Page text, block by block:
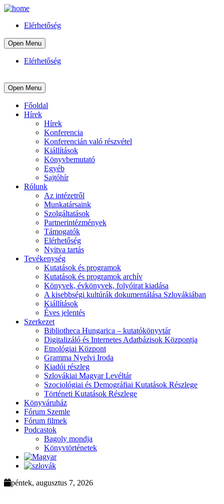
Elérhetőség
Open Menu
Elérhetőség
Open Menu
Főoldal
Hírek
Hírek
Konferencia
Konferencián való részvétel
Kiállítások
Könyvbemutató
Egyéb
Sajtóhír
Rólunk
Az intézetről
Munkatársaink
Szolgáltatások
Partnerintézmények
Támogatók
Elérhetőség
Nyitva tartás
Tevékenység
Kutatások és programok
Kutatások és programok archív
Könyvek, évkönyvek, folyóirat kiadása
A kisebbségi kultúrák dokumentálása Szlovákiában
Kiállítások
Éves jelentés
Szerkezet
Bibliotheca Hungarica – kutatókönyvtár
Digitalizáló és Internetes Adatbázisok Központja
Etnológiai Központ
Gramma Nyelvi Iroda
Kiadói részleg
Szlovákiai Magyar Levéltár
Szociológiai és Demográfiai Kutatások Részlege
Történeti Kutatások Részlege
Könyváruház
Fórum Szemle
Fórum filmek
Podcastok
Bagoly mondja
Könyvtörténetek
péntek, augusztus 7, 2026